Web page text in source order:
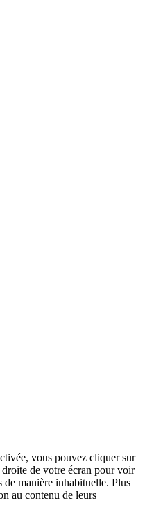
vous pouvez cliquer sur
de votre écran pour voir
manière inhabituelle. Plus
au contenu de leurs